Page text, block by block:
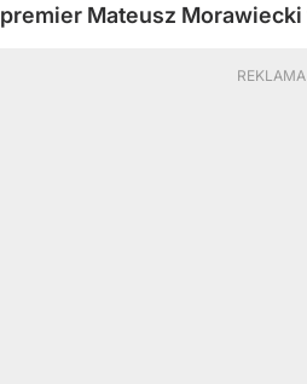
premier Mateusz